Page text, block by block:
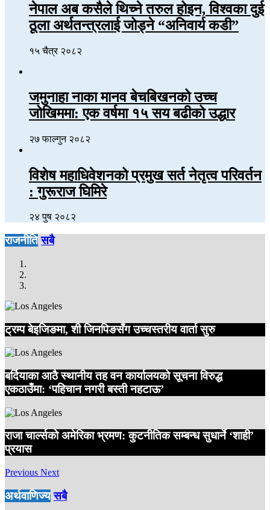
नेपाल अब कसैले थिच्ने तरुल होइन, विश्वका दुई
ठूला अर्थतन्त्रलाई जोड्ने “अनिवार्य कडी”
१५ चैत्र २०८२
जमुनाहा नाका मानव बेचबिखनको उच्च
जोखिममा: एक वर्षमा १५ सय बढीको उद्धार
२७ फाल्गुन २०८२
विशेष महाधिवेशनको प्रमुख सर्त नेतृत्व परिवर्तन
: गुरूराज घिमिरे
२४ पुष २०८२
राजनीति सबै
ट्रम्प बेइजिङमा, शी जिनपिङसँग उच्चस्तरीय वार्ता सुरु
बर्दियाका आठै स्थानीय तह वन कार्यालयको सूचना विरुद्ध
एकठाउँमा: ‘पहिचान नगरी बस्ती नहटाऊ’
राजा चार्ल्सको अमेरिका भ्रमण: कुटनीतिक सम्बन्ध सुधार्ने ‘शाही’
प्रयास
Previous Next
अर्थवाणिज्य सबै